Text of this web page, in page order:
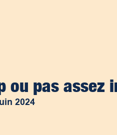
ou pas assez
2024